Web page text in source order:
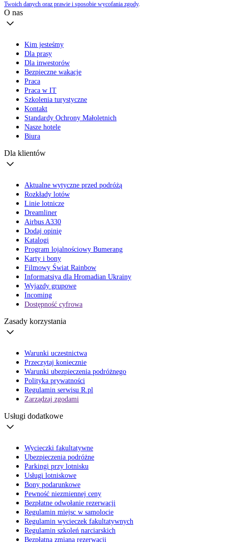
Twoich danych oraz prawie i sposobie wycofania zgody.
O nas
Kim jesteśmy
Dla prasy
Dla inwestorów
Bezpieczne wakacje
Praca
Praca w IT
Szkolenia turystyczne
Kontakt
Standardy Ochrony Małoletnich
Nasze hotele
Biura
Dla klientów
Aktualne wytyczne przed podróżą
Rozkłady lotów
Linie lotnicze
Dreamliner
Airbus A330
Dodaj opinię
Katalogi
Program lojalnościowy Bumerang
Karty i bony
Filmowy Świat Rainbow
Informatsiya dla Hromadian Ukrainy
Wyjazdy grupowe
Incoming
Dostępność cyfrowa
Zasady korzystania
Warunki uczestnictwa
Przeczytaj koniecznie
Warunki ubezpieczenia podróżnego
Polityka prywatności
Regulamin serwisu R.pl
Zarządzaj zgodami
Usługi dodatkowe
Wycieczki fakultatywne
Ubezpieczenia podróżne
Parkingi przy lotnisku
Usługi lotniskowe
Bony podarunkowe
Pewność niezmiennej ceny
Bezpłatne odwołanie rezerwacji
Regulamin miejsc w samolocie
Regulamin wycieczek fakultatywnych
Regulamin szkoleń narciarskich
Bezpłatna zmiana rezerwacji